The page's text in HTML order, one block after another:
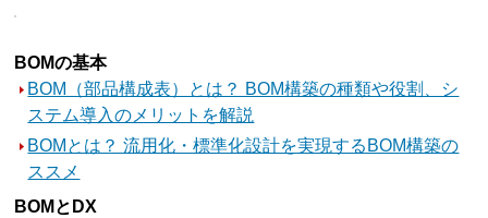
BOMの基本
BOM（部品構成表）とは？ BOM構築の種類や役割、シ
ステム導入のメリットを解説
BOMとは？ 流用化・標準化設計を実現するBOM構築の
ススメ
BOMとDX